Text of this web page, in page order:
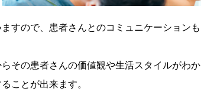
すので、患者さんとのコミュニケーションも
その患者さんの価値観や生活スタイルがわか
ことが出来ます。